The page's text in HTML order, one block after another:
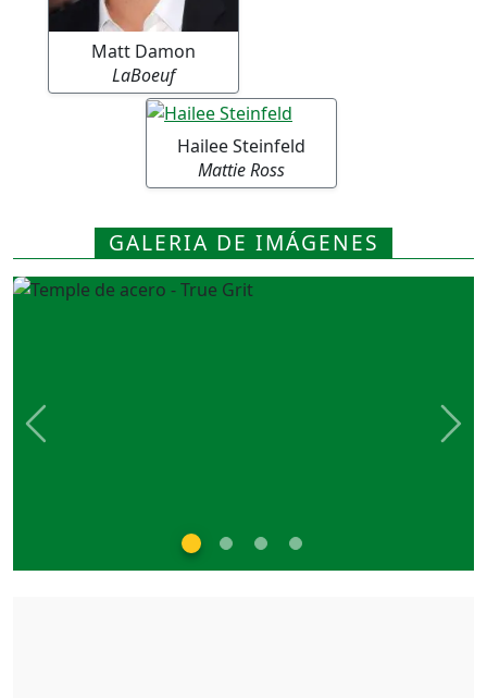
Matt Damon
LaBoeuf
Hailee Steinfeld
Mattie Ross
GALERIA DE IMÁGENES
Previous Next